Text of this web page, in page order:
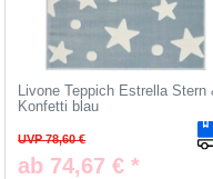
Livone Teppich Estrella Stern
Konfetti blau
UVP 78,60 €
ab 74,67 € *